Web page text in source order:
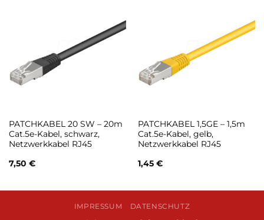
PATCHKABEL 20 SW – 20m
Cat.5e-Kabel, schwarz,
Netzwerkkabel RJ45
7,50 €
PATCHKABEL 1,5GE – 1,5m
Cat.5e-Kabel, gelb,
Netzwerkkabel RJ45
1,45 €
IMPRESSUM DATENSCHUTZ